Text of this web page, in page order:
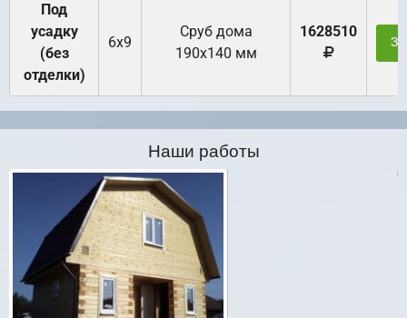
Под
усадку
(без
отделки)
6х9
Cруб дома
190х140 мм
1628510
Наши работы